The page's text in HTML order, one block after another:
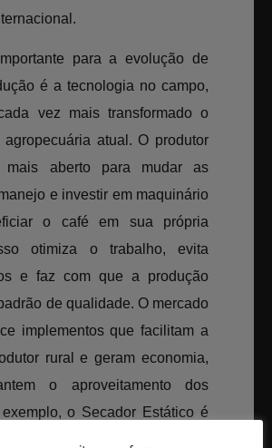
para a evolução de
é a tecnologia no campo,
vez mais transformado o
atual. O produtor
mais aberto para mudar as
e investir em maquinário
o café em sua própria
otimiza o trabalho, evita
e faz com que a produção
de qualidade. O mercado
implementos que facilitam a
rural e geram economia,
o aproveitamento dos
o Secador Estático é